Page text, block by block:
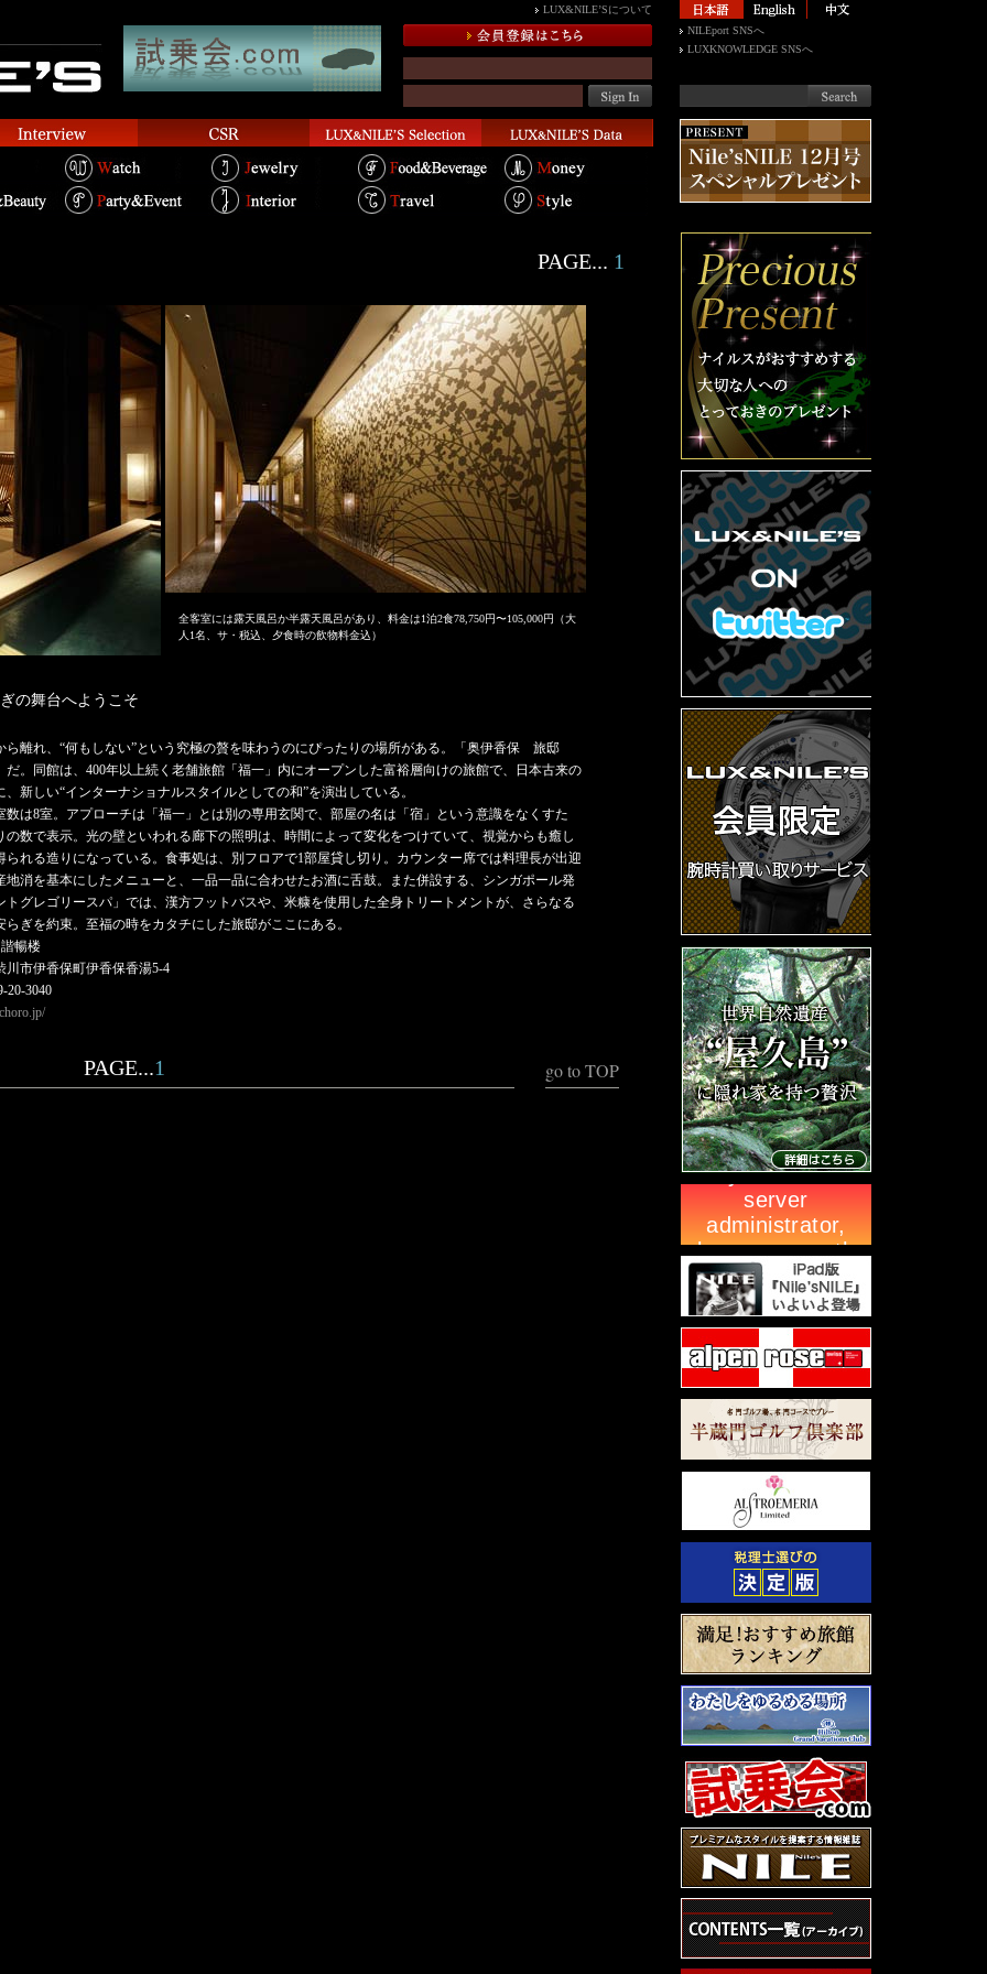
LUX&NILE’Sについて
NILEport SNSへ
LUXKNOWLEDGE SNSへ
PAGE... 1
全客室には露天風呂か半露天風呂があり、料金は1泊2食78,750円〜105,000円（大
人1名、サ・税込、夕食時の飲物料金込）
の舞台へようこそ
ら離れ、“何もしない”という究極の贅を味わうのにぴったりの場所がある。「奥伊香保 旅邸
だ。同館は、400年以上続く老舗旅館「福一」内にオープンした富裕層向けの旅館で、日本古来の
、新しい“インターナショナルスタイルとしての和”を演出している。
は8室。アプローチは「福一」とは別の専用玄関で、部屋の名は「宿」という意識をなくすた
の数で表示。光の壁といわれる廊下の照明は、時間によって変化をつけていて、視覚からも癒し
られる造りになっている。食事処は、別フロアで1部屋貸し切り。カウンター席では料理長が出迎
地消を基本にしたメニューと、一品一品に合わせたお酒に舌鼓。また併設する、シンガポール発
トグレゴリースパ」では、漢方フットバスや、米糠を使用した全身トリートメントが、さらなる
らぎを約束。至福の時をカタチにした旅邸がここにある。
暢楼
川市伊香保町伊香保香湯5-4
20-3040
go to TOP
PAGE...1